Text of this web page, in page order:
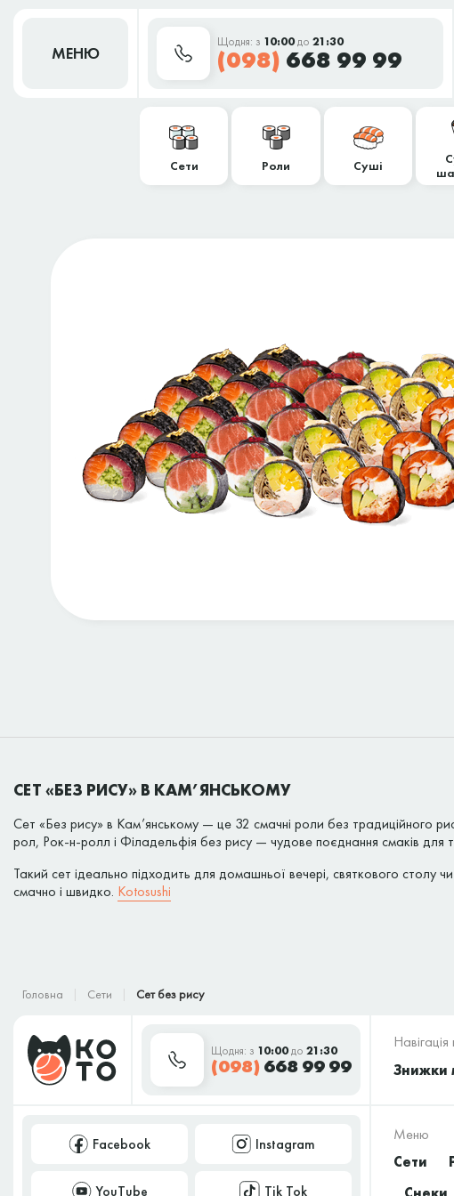
МЕНЮ
Щодня: з 10:00до 21:30
(098) 668 99 99
Сети Роли Суші
СЕТ «БЕЗ РИСУ» В КАМ’ЯНСЬКОМУ
Сет «Без рису» в Кам’янському — це 32 смачні роли без традиційного
рол, Рок-н-ролл і Філадельфія без рису — чудове поєднання смаків для
Такий сет ідеально підходить для домашньої вечері, святкового
смачно і швидко. Kotosushi
Головна Сети Сет без рису
Щодня: з 10:00до 21:30
(098) 668 99 99
Знижки
Facebook Instagram
YouTube Tik Tok
Меню
Сети